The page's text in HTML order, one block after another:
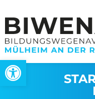
Open toolbar